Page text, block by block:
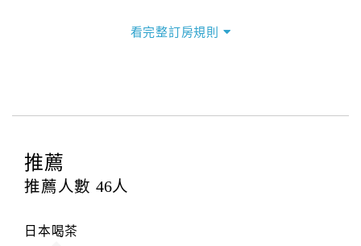
三、退房手續(Check out)
訂房者應於
提出申辦不得異動訂單。
每筆訂單異動限定
訂單異動後，訂單費用總計大於原訂單費用總計時，訂
看完整訂房規則
推薦
推薦人數 46人
日本喝茶